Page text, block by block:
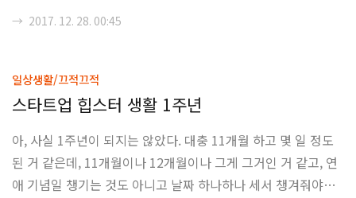
확히는 그 때까지 살아남은 사람)과 갓 스타트업이나 회사를 꾸
느낌이 강하다. 후자의 사람들을 볼 때마다 자아 도취적이며, 그
억누를 수 없는 고양감은 결과적으로 회사가 운영되는데 있어서
하고. 개인적으로 "대표"라고 부르는 사람이 하나 있다. 뭐 예전
(이라고 하지만 아직도 적이 있기는 한) 스타트업의 공동 대표였
던 그는 "왜 주변인들이 일..
→ 2017. 12. 28. 00:45
일상생활/끄적끄적
스타트업 힙스터 생활 1주년
아, 사실 1주년이 되지는 않았다. 대충 11개월 하고 몇 일 정도
된 거 같은데, 11개월이나 12개월이나 그게 그거인 거 같고, 연
애 기념일 챙기는 것도 아니고 날짜 하나하나 세서 챙겨줘야할